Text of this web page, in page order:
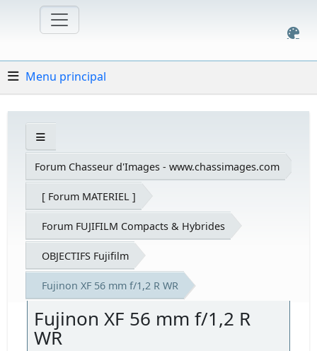
Menu principal
Forum Chasseur d'Images - www.chassimages.com
[ Forum MATERIEL ]
Forum FUJIFILM Compacts & Hybrides
OBJECTIFS Fujifilm
Fujinon XF 56 mm f/1,2 R WR
Fujinon XF 56 mm f/1,2 R
WR